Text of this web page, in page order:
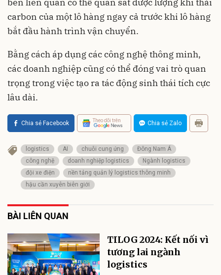
carbon của một lô hàng ngay cả trước khi lô hàng
bắt đầu hành trình vận chuyển.
Bằng cách áp dụng các công nghệ thông minh,
các doanh nghiệp cũng có thể đóng vai trò quan
trọng trong việc tạo ra tác động sinh thái tích cực
lâu dài.
Chia sẻ Facebook Theo dõi trên Chia sẻ Zalo
logistics AI chuỗi cung ứng
Đông Nam Á
công nghệ
doanh nghiệp logistics
Ngành logistics
đội xe điện
nền tảng quản lý logistics thông minh
hậu cần xuyên biên giới
BÀI LIÊN QUAN
TILOG 2024: Kết nối vì
tương lai ngành
logistics